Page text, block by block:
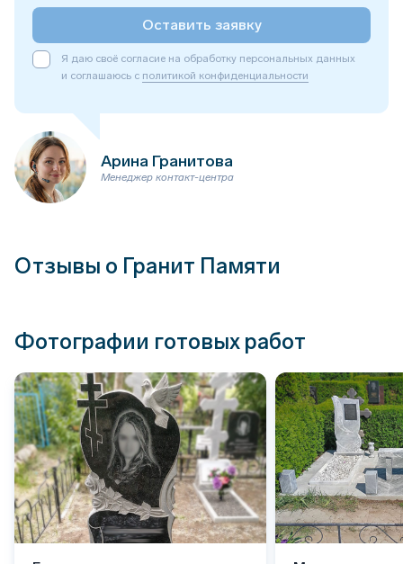
Оставить заявку
Я даю своё согласие на обработку персональных данных
и соглашаюсь с политикой конфиденциальности
Арина Гранитова
Менеджер контакт-центра
Отзывы о Гранит Памяти
Фотографии готовых работ